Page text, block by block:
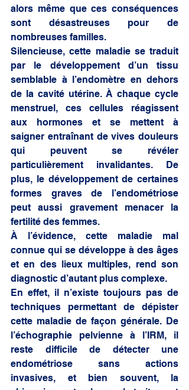
alors même que ces conséquences
sont désastreuses pour de
nombreuses familles.
Silencieuse, cette maladie se traduit
par le développement d’un tissu
semblable à l’endomètre en dehors
de la cavité utérine. À chaque cycle
menstruel, ces cellules réagissent
aux hormones et se mettent à
saigner entraînant de vives douleurs
qui peuvent se révéler
particulièrement invalidantes. De
plus, le développement de certaines
formes graves de l’endométriose
peut aussi gravement menacer la
fertilité des femmes.
À l’évidence, cette maladie mal
connue qui se développe à des âges
et en des lieux multiples, rend son
diagnostic d’autant plus complexe.
En effet, il n’existe toujours pas de
techniques permettant de dépister
cette maladie de façon générale. De
l’échographie pelvienne à l’IRM, il
reste difficile de détecter une
endométriose sans actions
invasives, et bien souvent, la